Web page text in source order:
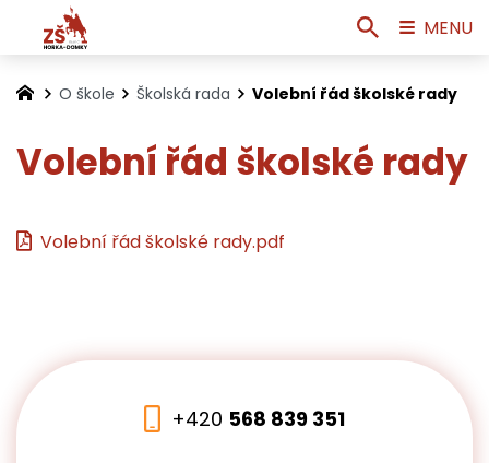
O škole Školská rada Volební řád školské rady
Volební řád školské rady
Volební řád školské rady.pdf
+420 568 839 351
MENU